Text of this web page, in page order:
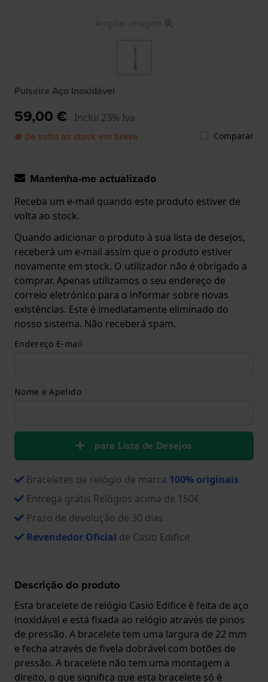
Ampliar imagem
Pulseira Aço Inoxidável
59,00 € Inclui 23% Iva
● De volta ao stock em breve Comparar
Mantenha-me actualizado
Receba um e-mail quando este produto estiver de
volta ao stock.
Quando adicionar o produto à sua lista de desejos,
receberá um e-mail assim que o produto estiver
novamente em stock. O utilizador não é obrigado a
comprar. Apenas utilizamos o seu endereço de
correio eletrónico para o informar sobre novas
existências. Este é imediatamente eliminado do
nosso sistema. Não receberá spam.
Endereço E-mail
Nome e Apelido
para Lista de Desejos
Braceletes de relógio de marca 100% originais
Entrega grátis Relógios acima de 150€
Prazo de devolução de 30 dias
Revendedor Oficial de Casio Edifice
Descrição do produto
Esta bracelete de relógio Casio Edifice é feita de aço
inoxidável e está fixada ao relógio através de pinos
de pressão. A bracelete tem uma largura de 22 mm
e fecha através de fivela dobrável com botões de
pressão. A bracelete não tem uma montagem a
direito, o que significa que esta bracelete só é